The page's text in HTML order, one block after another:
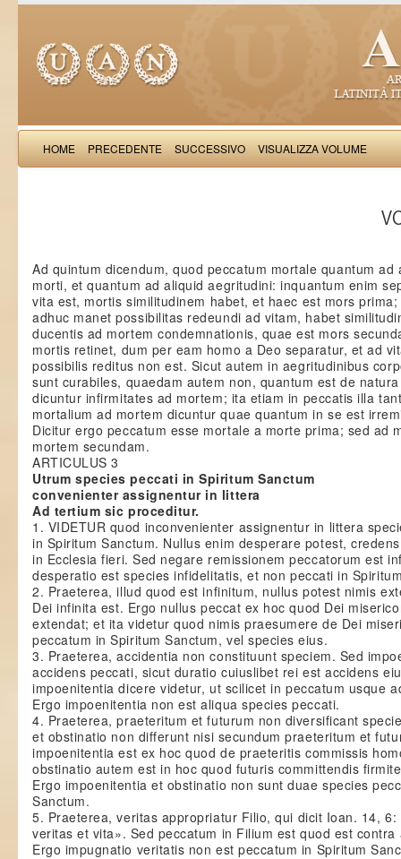
HOME PRECEDENTE SUCCESSIVO VISUALIZZA VOLUME
Ad quintum dicendum, quod peccatum mortale quantum ad
morti, et quantum ad aliquid aegritudini: inquantum enim
vita est, mortis similitudinem habet, et haec est mors
adhuc manet possibilitas redeundi ad vitam, habet
ducentis ad mortem condemnationis, quae est mors
mortis retinet, dum per eam homo a Deo separatur, et ad
possibilis reditus non est. Sicut autem in aegritudinibus
sunt curabiles, quaedam autem non, quantum est de
dicuntur infirmitates ad mortem; ita etiam in peccatis illa
mortalium ad mortem dicuntur quae quantum in se est
Dicitur ergo peccatum esse mortale a morte prima; sed ad
mortem secundam.
ARTICULUS 3
Utrum species peccati in Spiritum Sanctum
convenienter assignentur in littera
Ad tertium sic proceditur.
1. VIDETUR quod inconvenienter assignentur in littera
in Spiritum Sanctum. Nullus enim desperare potest,
in Ecclesia fieri. Sed negare remissionem peccatorum est
desperatio est species infidelitatis, et non peccati in
2. Praeterea, illud quod est infinitum, nullus potest nimis
Dei infinita est. Ergo nullus peccat ex hoc quod Dei
extendat; et ita videtur quod nimis praesumere de Dei
peccatum in Spiritum Sanctum, vel species eius.
3. Praeterea, accidentia non constituunt speciem. Sed
accidens peccati, sicut duratio cuiuslibet rei est accidens
impoenitentia dicere videtur, ut scilicet in peccatum usque
Ergo impoenitentia non est aliqua species peccati.
4. Praeterea, praeteritum et futurum non diversificant
et obstinatio non differunt nisi secundum praeteritum et
impoenitentia est ex hoc quod de praeteritis commissis
obstinatio autem est in hoc quod futuris committendis
Ergo impoenitentia et obstinatio non sunt duae species
Sanctum.
5. Praeterea, veritas appropriatur Filio, qui dicit Ioan. 14, 6:
veritas et vita». Sed peccatum in Filium est quod est
Ergo impugnatio veritatis non est peccatum in Spiritum